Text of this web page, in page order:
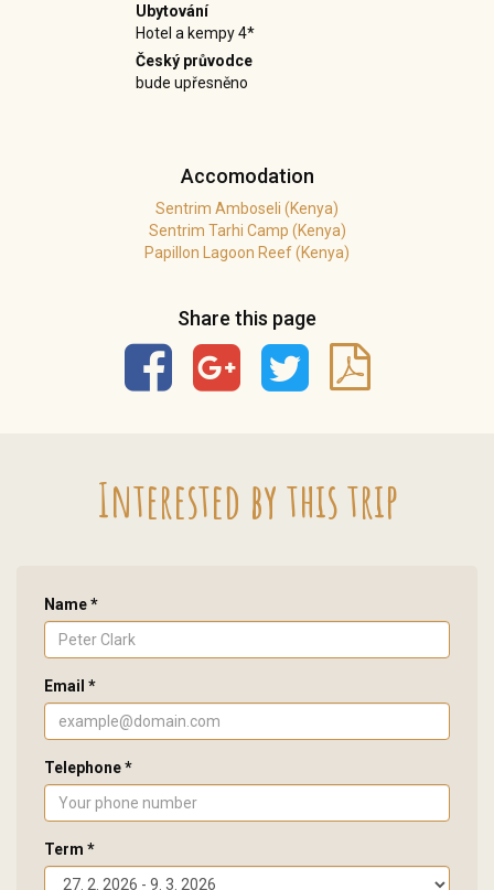
Ubytování
Hotel a kempy 4*
Český průvodce
bude upřesněno
Accomodation
Sentrim Amboseli (Kenya)
Sentrim Tarhi Camp (Kenya)
Papillon Lagoon Reef (Kenya)
Share this page
Interested by this trip
Name *
Email *
Telephone *
Term *